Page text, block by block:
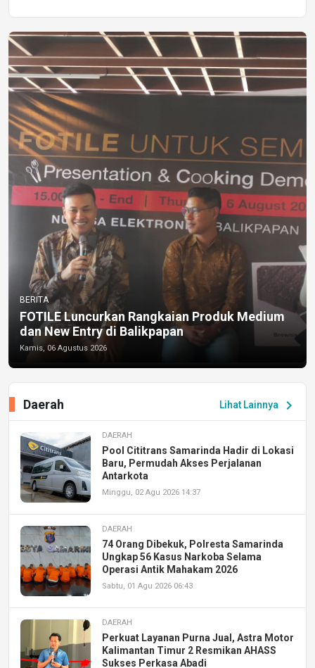
BERITA
FOTILE Luncurkan Rangkaian Produk Medium
dan New Entry di Balikpapan
Kamis, 06 Agustus 2026
Lihat Lainnya chevron_right
Daerah
DAERAH
Pool Cititrans Samarinda Hadir di Lokasi
Baru, Permudah Akses Perjalanan
Antarkota
Minggu, 02 Agu 2026 14:37
DAERAH
74 Orang Dibekuk, Polresta Samarinda
Ungkap 56 Kasus Narkoba Selama
Operasi Antik Mahakam 2026
Sabtu, 01 Agu 2026 06:43
DAERAH
Perkuat Layanan Purna Jual, Astra Motor
Kalimantan Timur 2 Resmikan AHASS
Sukses Perkasa Abadi